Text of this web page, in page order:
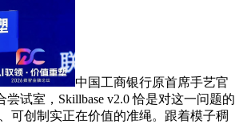
中国工商银行原首席手艺官
试室，Skillbase v2.0 恰是对这一问题的
可创制实正在价值的准绳。跟着模子稠